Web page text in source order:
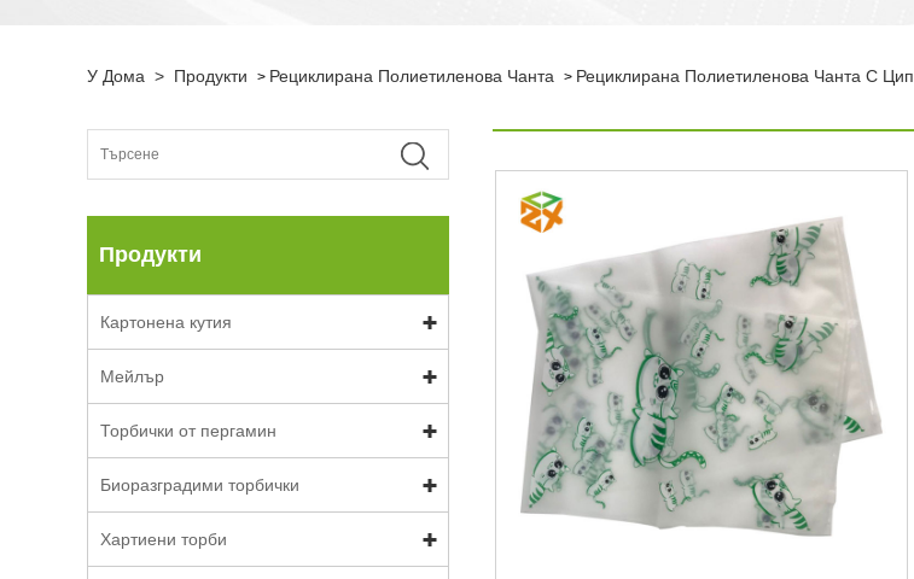
У Дома > Продукти > Рециклирана Полиетиленова Чанта > Рециклирана Полиетиленова Чанта С Цип
Продукти
Картонена кутия
Мейлър
Торбички от пергамин
Биоразградими торбички
Хартиени торби